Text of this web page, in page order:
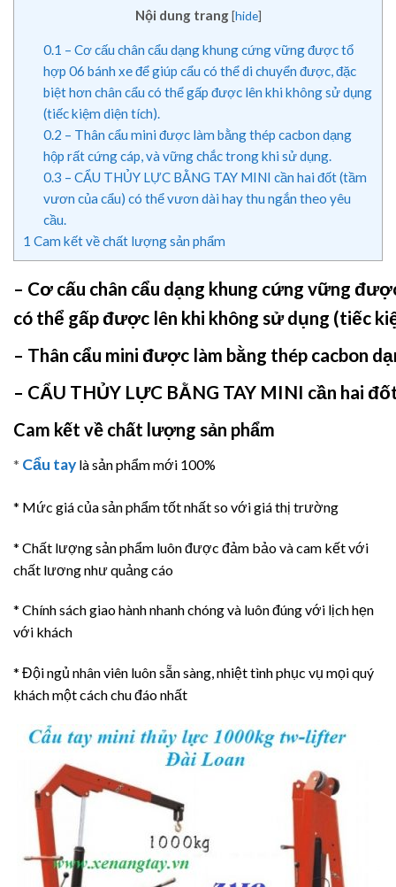
Nội dung trang [hide]
0.1 – Cơ cấu chân cẩu dạng khung cứng vững được tổ
hợp 06 bánh xe để giúp cẩu có thể di chuyển được, đặc
biệt hơn chân cẩu có thể gấp được lên khi không sử dụng
(tiếc kiệm diện tích).
0.2 – Thân cẩu mini được làm bằng thép cacbon dạng
hộp rất cứng cáp, và vững chắc trong khi sử dụng.
0.3 – CẨU THỦY LỰC BẰNG TAY MINI cần hai đốt (tầm
vươn của cẩu) có thể vươn dài hay thu ngắn theo yêu
cầu.
1 Cam kết về chất lượng sản phẩm
– Cơ cấu chân cẩu dạng khung cứng vững
có thể gấp được lên khi không sử dụng (tiếc
– Thân cẩu mini được làm bằng thép cacbon
– CẨU THỦY LỰC BẰNG TAY MINI cần hai
Cam kết về chất lượng sản phẩm
* Cẩu tay là sản phẩm mới 100%
* Mức giá của sản phẩm tốt nhất so với giá thị trường
* Chất lượng sản phẩm luôn được đảm bảo và cam kết với
chất lương như quảng cáo
* Chính sách giao hành nhanh chóng và luôn đúng với lịch hẹn
với khách
* Đội ngủ nhân viên luôn sẵn sàng, nhiệt tình phục vụ mọi quý
khách một cách chu đáo nhất